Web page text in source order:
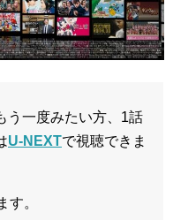
う一度みたい方、1話
U-NEXTで視聴できま
す。